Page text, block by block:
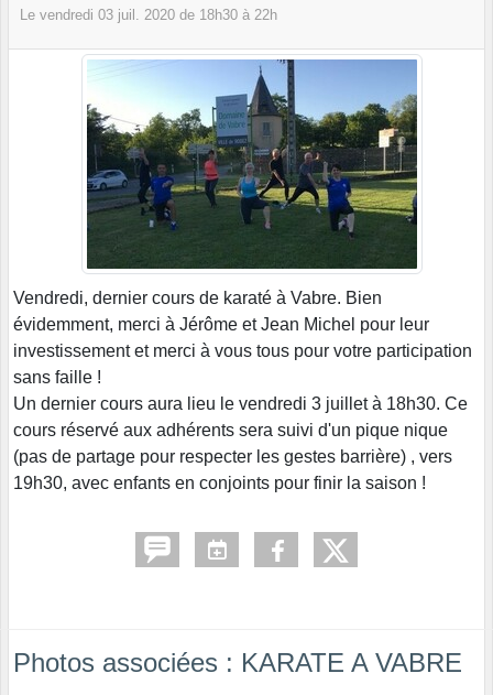
Le vendredi 03 juil. 2020 de 18h30 à 22h
Vendredi, dernier cours de karaté à Vabre. Bien
évidemment, merci à Jérôme et Jean Michel pour leur
investissement et merci à vous tous pour votre participation
sans faille !
Un dernier cours aura lieu le vendredi 3 juillet à 18h30. Ce
cours réservé aux adhérents sera suivi d'un pique nique
(pas de partage pour respecter les gestes barrière) , vers
19h30, avec enfants en conjoints pour finir la saison !
Photos associées : KARATE A VABRE